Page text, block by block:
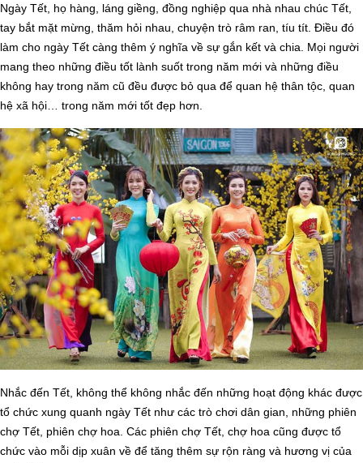
Ngày Tết, họ hàng, láng giềng, đồng nghiệp qua nhà nhau chúc Tết,
tay bắt mặt mừng, thăm hỏi nhau, chuyện trò râm ran, tíu tít. Điều đó
làm cho ngày Tết càng thêm ý nghĩa về sự gắn kết và chia. Mọi người
mang theo những điều tốt lành suốt trong năm mới và những điều
không hay trong năm cũ đều được bỏ qua để quan hệ thân tộc, quan
hệ xã hội… trong năm mới tốt đẹp hơn.
Nhắc đến Tết, không thể không nhắc đến những hoạt động khác được
tổ chức xung quanh ngày Tết như các trò chơi dân gian, những phiên
chợ Tết, phiên chợ hoa. Các phiên chợ Tết, chợ hoa cũng được tổ
chức vào mỗi dịp xuân về để tăng thêm sự rộn ràng và hương vị của